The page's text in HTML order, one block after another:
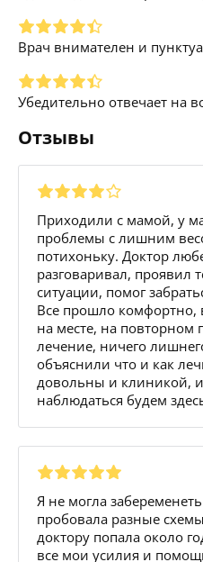
Врач внимателен и
Убедительно отвечает на
Отзывы
Приходили с мамой, у
проблемы с лишним
потихоньку. Доктор
разговаривал, проявил
ситуации, помог
Все прошло комфортно,
на месте, на повторном
лечение, ничего
объяснили что и как
довольны и клиникой,
наблюдаться будем
Я не могла
пробовала разные
доктору попала около
все мои усилия и